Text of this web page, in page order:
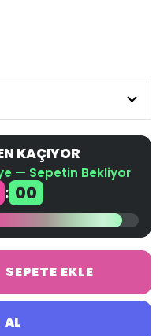
KAÇIYOR
— Sepetin Bekliyor
: 00
SEPETE EKLE
AL